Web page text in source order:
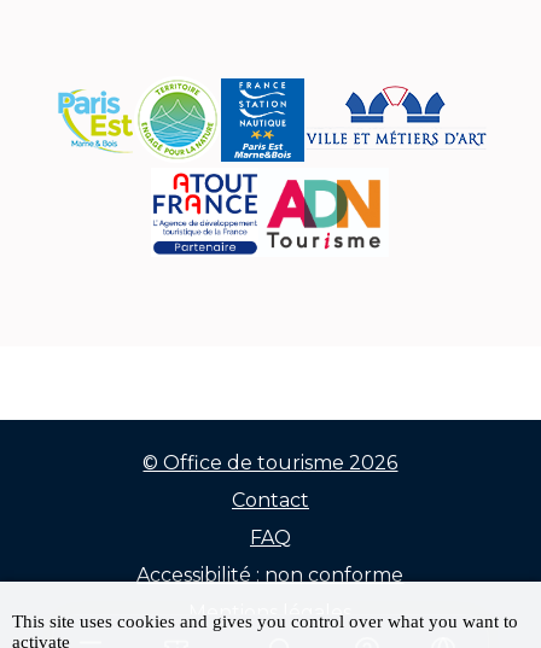
© Office de tourisme 2026
Pied
de
Contact
FAQ
Accessibilité : non conforme
Mentions légales
This site uses cookies and gives you control over what you want to
activate